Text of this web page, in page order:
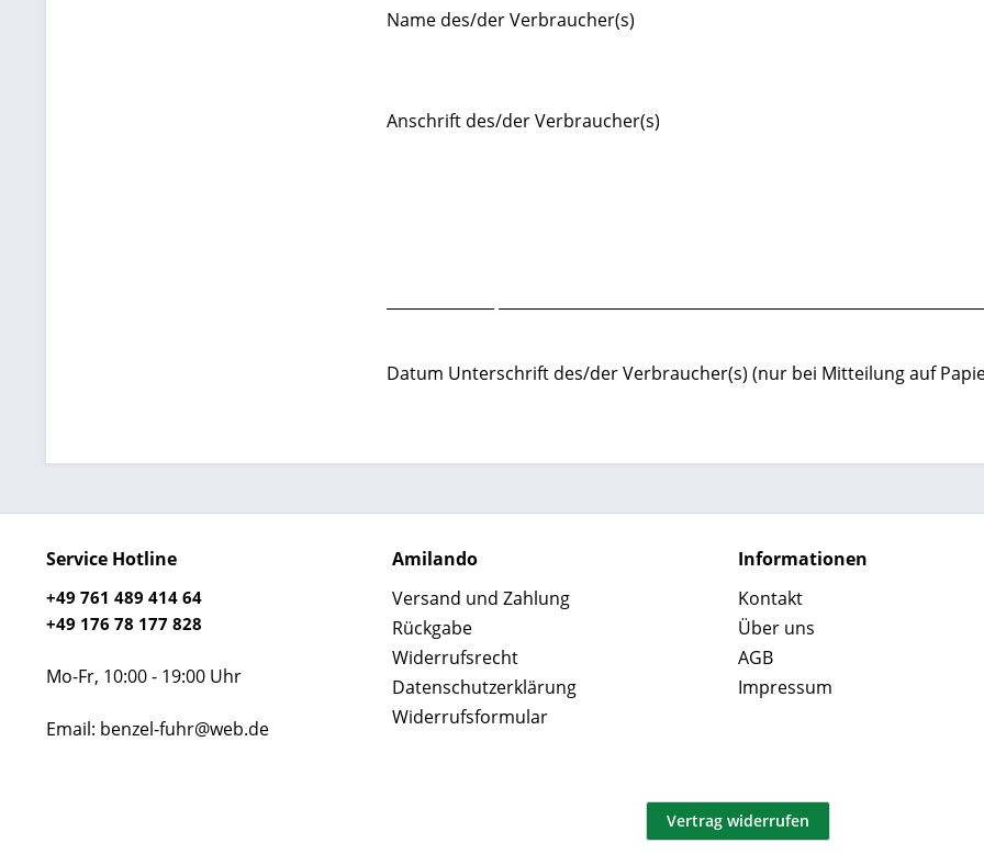
Name des/der Verbraucher(s)
Anschrift des/der Verbraucher(s)
Datum Unterschrift des/der Verbraucher(s) (nur bei Mitteilung auf
Service Hotline
+49 761 489 414 64
+49 176 78 177 828
Mo-Fr, 10:00 - 19:00 Uhr
Email: benzel-fuhr@web.de
Amilando
Versand und Zahlung
Rückgabe
Widerrufsrecht
Datenschutzerklärung
Widerrufsformular
Informationen
Kontakt
Über uns
AGB
Impressum
Vertrag widerrufen